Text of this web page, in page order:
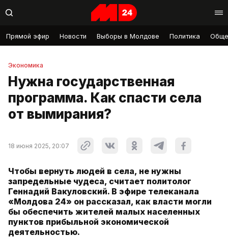
Прямой эфир Новости Выборы в Молдове Политика
Экономика
Нужна государственная
программа. Как спасти села
от вымирания?
18 июня 2025, 20:07
Чтобы вернуть людей в села, не нужны
запредельные чудеса, считает политолог
Геннадий Вакуловский. В эфире телеканала
«Молдова 24» он рассказал, как власти могли
бы обеспечить жителей малых населенных
пунктов прибыльной экономической
деятельностью.